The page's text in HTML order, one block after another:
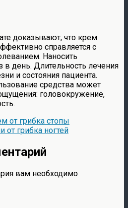
доказывают, что крем
справляется с
Наносить
в день. Длительность лечения
и состояния пациента.
средства может
головокружение,
от грибка стопы
от грибка ногтей
вам необходимо